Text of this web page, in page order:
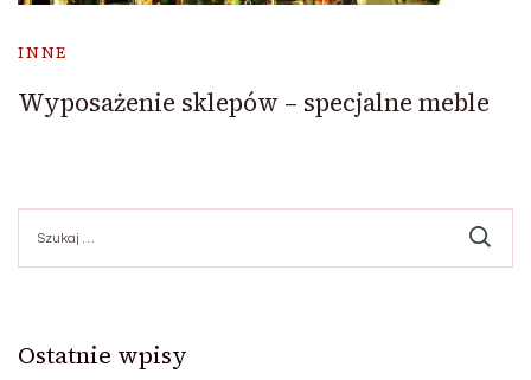
INNE
Wyposażenie sklepów – specjalne meble
Ostatnie wpisy